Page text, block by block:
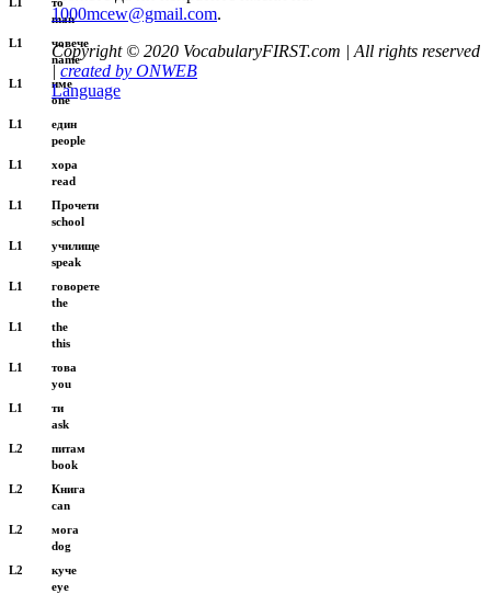
L1
L1
L1
L1
L1
L1
L1
L1
L1
L1
L2
L2
L2
L2
man
name
one
people
read
school
speak
the
this
you
ask
book
can
dog
eye
човече
име
един
хора
Прочети
училище
говорете
the
това
ти
питам
Книга
мога
куче
1000mcew@gmail.com.
Copyright © 2020 VocabularyFIRST.com | All rights reserved
| created by ONWEB
Language